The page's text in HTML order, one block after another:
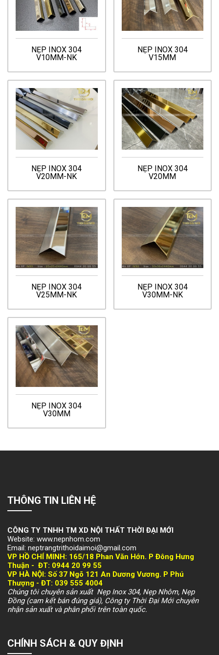
NẸP INOX 304
V10MM-NK
NẸP INOX 304
V15MM
NẸP INOX 304
V20MM-NK
NẸP INOX 304
V20MM
NẸP INOX 304
V25MM-NK
NẸP INOX 304
V30MM-NK
NẸP INOX 304
V30MM
THÔNG TIN LIÊN HỆ
CÔNG TY TNHH TM XD NỘI THẤT THỜI ĐẠI MỚI
Website: www.nepnhom.com
Email: neptrangtrithoidaimoi@gmail.com
VP HỒ CHÍ MINH: 165/18 Phan Văn Hớn. P Đông Hưng
Thuận - ĐT: 0944 20 99 55
VP HÀ NỘI: Số 37 Ngõ 121 An Dương Vương. P Phú
Thượng - ĐT: 039 555 4004
Chúng tôi chuyên sản xuất Nẹp Inox 304, Nẹp Nhôm, Nẹp
Đồng (cam kết bán đúng giá), Công ty Thời Đại Mới chuyên
nhận sản xuất và phân phối trên toàn quốc.
CHÍNH SÁCH & QUY ĐỊNH